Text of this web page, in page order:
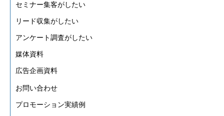
セミナー集客がしたい
リード収集がしたい
アンケート調査がしたい
媒体資料
広告企画資料
お問い合わせ
プロモーション実績例